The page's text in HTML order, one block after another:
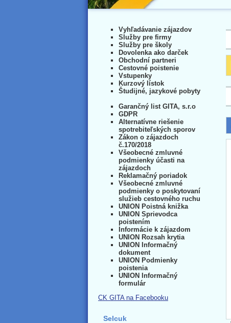
Vyhľadávanie zájazdov
Služby pre firmy
Služby pre školy
Dovolenka ako darček
Obchodní partneri
Cestovné poistenie
Vstupenky
Kurzový lístok
Študijné, jazykové pobyty
Garančný list GITA, s.r.o
GDPR
Alternatívne riešenie
spotrebiteľských sporov
Zákon o zájazdoch
č.170/2018
Všeobecné zmluvné
podmienky účasti na
zájazdoch
Reklamačný poriadok
Všeobecné zmluvné
podmienky o poskytovaní
služieb cestovného ruchu
UNION Poistná knižka
UNION Sprievodca
poistením
Informácie k zájazdom
UNION Rozsah krytia
UNION Informačný
dokument
UNION Podmienky
poistenia
UNION Informačný
formulár
CK GITA na Facebooku
Selcuk